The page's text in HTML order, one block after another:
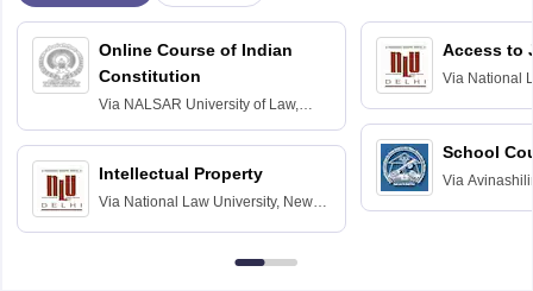
Online Course of Indian
Constitution
Via NALSAR University of Law,
Hyderabad
Intellectual Property
Via National Law University, New
Access to
Via National
School
Via